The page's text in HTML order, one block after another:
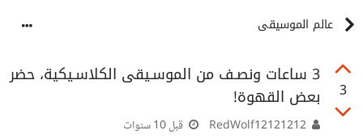
عالم الموسيقى
3
3 ساعات ونصـف من الموسـيقى الكلاسـيكية، حضر
بعض القهوة!
قبل 10 سنوات